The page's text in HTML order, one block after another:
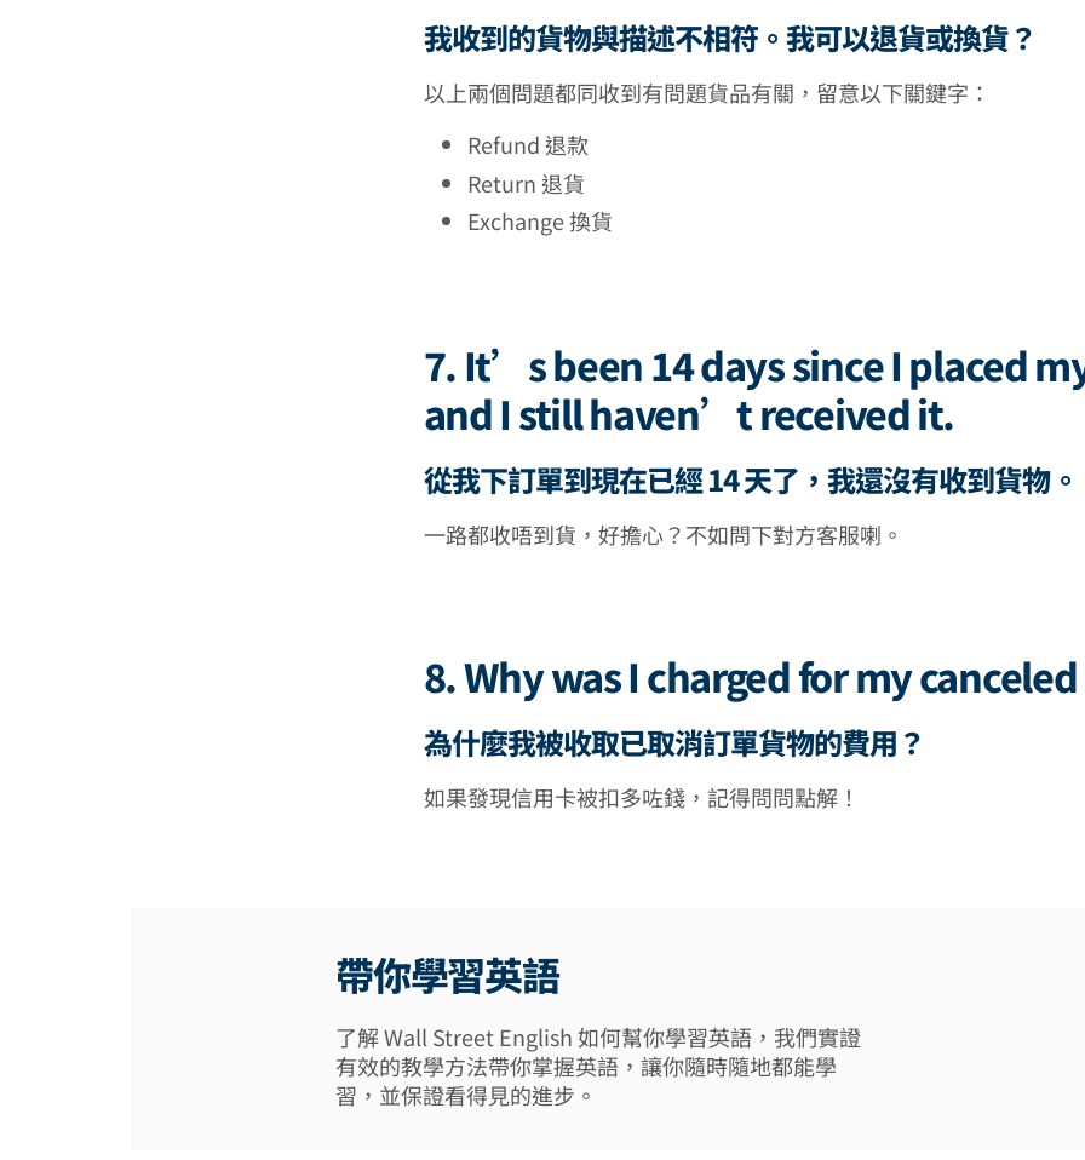
我收到的貨物與描述不相符。我可以退貨或換貨？
以上兩個問題都同收到有問題貨品有關，留意以下關鍵字：
Refund 退款
Return 退貨
Exchange 換貨
7. It’s been 14 days since I placed
and I still haven’t received it.
從我下訂單到現在已經 14 天了，我還沒有收到貨物。
一路都收唔到貨，好擔心？不如問下對方客服喇。
8. Why was I charged for my
為什麼我被收取已取消訂單貨物的費用？
如果發現信用卡被扣多咗錢，記得問問點解！
帶你學習英語
了解 Wall Street English 如何幫你學習英語，我們實證
有效的教學方法帶你掌握英語，讓你隨時隨地都能學
習，並保證看得見的進步。